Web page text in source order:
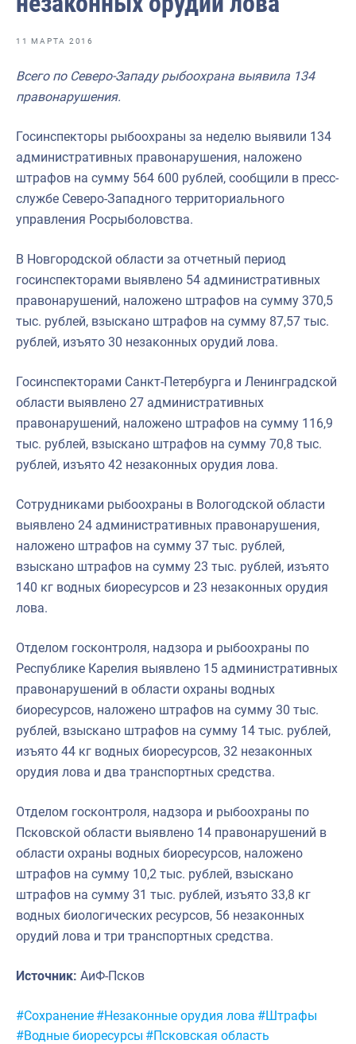
Отраслевые СМИ
Выставки и конференции
Научно-практическая литература
Рыбоохрана России
Отрасль в цифрах
Инфографика
Большая африканская экспедиция
Укрепление духовно-нравственных ценностей
События в России и мире
11 МАРТА 2016
Всего по Северо-Западу рыбоохрана выявила 134
правонарушения.
Госинспекторы рыбоохраны за неделю выявили 134
административных правонарушения, наложено
штрафов на сумму 564 600 рублей, сообщили в пресс-
службе Северо-Западного территориального
управления Росрыболовства.
В Новгородской области за отчетный период
госинспекторами выявлено 54 административных
правонарушений, наложено штрафов на сумму 370,5
тыс. рублей, взыскано штрафов на сумму 87,57 тыс.
рублей, изъято 30 незаконных орудий лова.
Госинспекторами Санкт-Петербурга и Ленинградской
области выявлено 27 административных
правонарушений, наложено штрафов на сумму 116,9
тыс. рублей, взыскано штрафов на сумму 70,8 тыс.
рублей, изъято 42 незаконных орудия лова.
Сотрудниками рыбоохраны в Вологодской области
выявлено 24 административных правонарушения,
наложено штрафов на сумму 37 тыс. рублей,
взыскано штрафов на сумму 23 тыс. рублей, изъято
140 кг водных биоресурсов и 23 незаконных орудия
лова.
Отделом госконтроля, надзора и рыбоохраны по
Республике Карелия выявлено 15 административных
правонарушений в области охраны водных
биоресурсов, наложено штрафов на сумму 30 тыс.
рублей, взыскано штрафов на сумму 14 тыс. рублей,
изъято 44 кг водных биоресурсов, 32 незаконных
орудия лова и два транспортных средства.
Отделом госконтроля, надзора и рыбоохраны по
Псковской области выявлено 14 правонарушений в
области охраны водных биоресурсов, наложено
штрафов на сумму 10,2 тыс. рублей, взыскано
штрафов на сумму 31 тыс. рублей, изъято 33,8 кг
водных биологических ресурсов, 56 незаконных
орудий лова и три транспортных средства.
Источник: АиФ-Псков
Метки:
#Сохранение #Незаконные орудия лова #Штрафы
#Водные биоресурсы #Псковская область